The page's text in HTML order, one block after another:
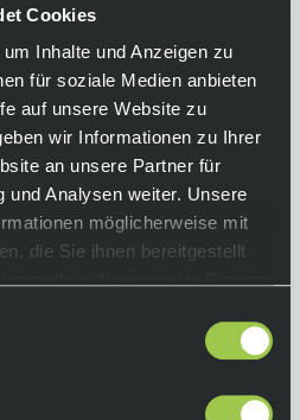
Cookies
Inhalte und Anzeigen zu
für soziale Medien anbieten
auf unsere Website zu
wir Informationen zu Ihrer
an unsere Partner für
und Analysen weiter. Unsere
möglicherweise mit
die Sie ihnen bereitgestellt